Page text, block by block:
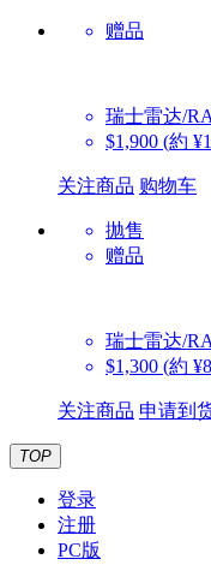
赠品
瑞士雷达/
$1,900 (約
关注商品 购物车
抛售
赠品
瑞士雷达/
$1,300 (約
关注商品 申请到
TOP
登录
注册
PC版